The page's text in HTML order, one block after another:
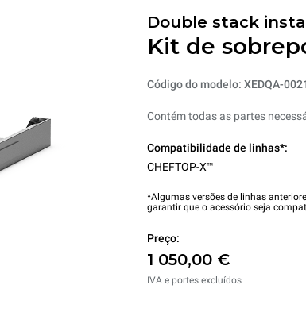
Double stack
Kit de
Código do modelo: XEDQA-
Contém todas as partes
Compatibilidade de linhas*:
CHEFTOP-X™
*Algumas versões de linhas
garantir que o acessório seja
Preço:
1 050,00 €
IVA e portes excluídos